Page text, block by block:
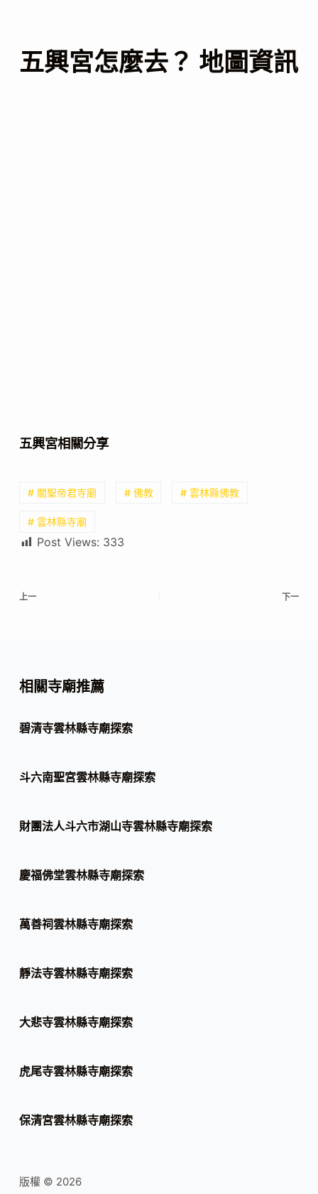
五興宮怎麼去？ 地圖資訊
五興宮相關分享
# 關聖帝君寺廟 # 佛教 # 雲林縣佛教
# 雲林縣寺廟
Post Views: 333
上一 下一
相關寺廟推薦
碧清寺雲林縣寺廟探索
斗六南聖宮雲林縣寺廟探索
財團法人斗六市湖山寺雲林縣寺廟探索
慶福佛堂雲林縣寺廟探索
萬善祠雲林縣寺廟探索
靜法寺雲林縣寺廟探索
大悲寺雲林縣寺廟探索
虎尾寺雲林縣寺廟探索
保清宮雲林縣寺廟探索
版權 © 2026